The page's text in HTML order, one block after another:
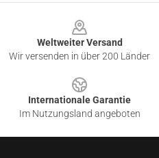
Weltweiter Versand
Wir versenden in über 200 Länder
Internationale Garantie
Im Nutzungsland angeboten